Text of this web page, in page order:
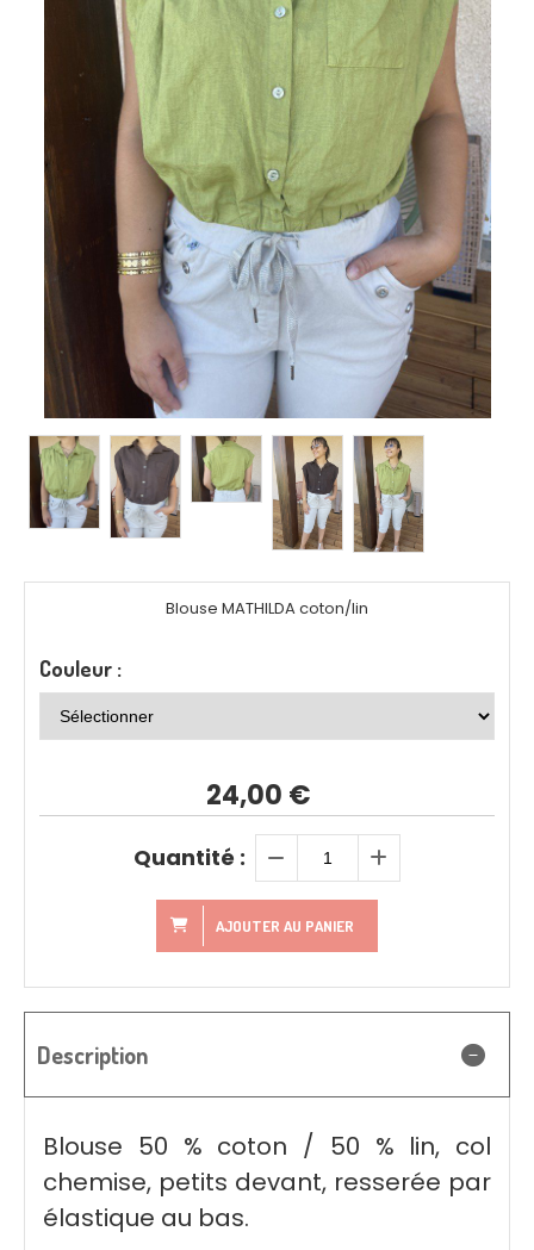
Blouse MATHILDA coton/lin
Couleur :
24,00 €
Quantité :
AJOUTER AU PANIER
Description
Blouse 50 % coton / 50 % lin, col
chemise, petits devant, resserée par
élastique au bas.